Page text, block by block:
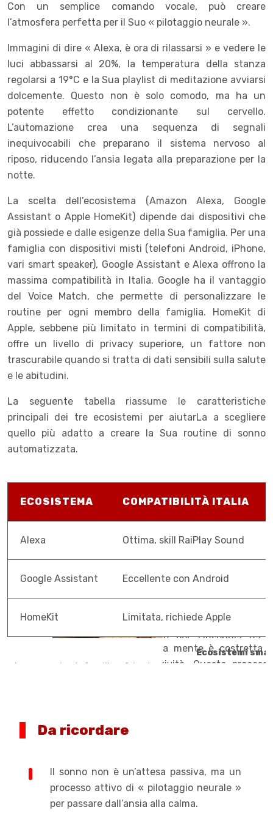
Con un semplice comando vocale, può creare
l’atmosfera perfetta per il Suo « pilotaggio neurale ».
Immagini di dire « Alexa, è ora di rilassarsi » e vedere le
luci abbassarsi al 20%, la temperatura della stanza
regolarsi a 19°C e la Sua playlist di meditazione avviarsi
dolcemente. Questo non è solo comodo, ma ha un
potente effetto condizionante sul cervello.
L’automazione crea una sequenza di segnali
inequivocabili che preparano il sistema nervoso al
riposo, riducendo l’ansia legata alla preparazione per la
notte.
La scelta dell’ecosistema (Amazon Alexa, Google
Assistant o Apple HomeKit) dipende dai dispositivi che
già possiede e dalle esigenze della Sua famiglia. Per una
famiglia con dispositivi misti (telefoni Android, iPhone,
vari smart speaker), Google Assistant e Alexa offrono la
massima compatibilità in Italia. Google ha il vantaggio
del Voice Match, che permette di personalizzare le
routine per ogni membro della famiglia. HomeKit di
Apple, sebbene più limitato in termini di compatibilità,
offre un livello di privacy superiore, un fattore non
trascurabile quando si tratta di dati sensibili sulla salute
e le abitudini.
La seguente tabella riassume le caratteristiche
principali dei tre ecosistemi per aiutarLa a scegliere
quello più adatto a creare la Sua routine di sonno
automatizzata.
Ecosistemi
ECOSISTEMA COMPATIBILITÀ ITALIA
Alexa Ottima, skill RaiPlay Sound
Google Assistant Eccellente con Android
HomeKit Limitata, richiede Apple
Da ricordare
Il sonno non è un’attesa passiva, ma un
processo attivo di « pilotaggio neurale »
per passare dall’ansia alla calma.